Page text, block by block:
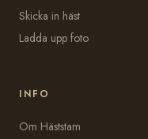
Skicka in häst
Ladda upp foto
INFO
Om Häststam